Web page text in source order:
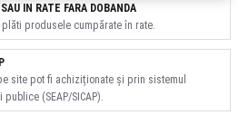
IN RATE FARA DOBANDA
produsele cumpărate în rate.
site pot fi achiziționate și prin sistemul
(SEAP/SICAP).